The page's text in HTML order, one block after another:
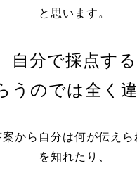
と思います。
自分で採点す
うのでは全く
から自分は何が伝え
を知れたり、